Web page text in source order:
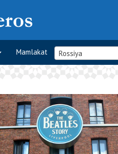
Mamlakat Rossiya